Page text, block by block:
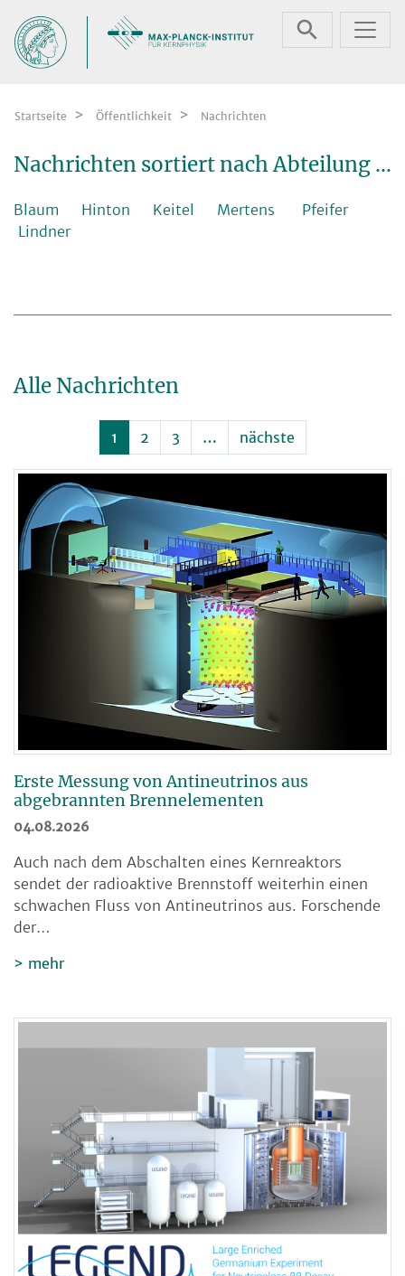
Startseite Öffentlichkeit Nachrichten
Nachrichten sortiert nach Abteilung ...
Blaum Hinton Keitel Mertens
Pfeifer
Lindner
Alle Nachrichten
1 2 3 … nächste
Erste Messung von Antineutrinos aus
abgebrannten Brennelementen
04.08.2026
Auch nach dem Abschalten eines Kernreaktors
sendet der radioaktive Brennstoff weiterhin einen
schwachen Fluss von Antineutrinos aus. Forschende
der…
mehr